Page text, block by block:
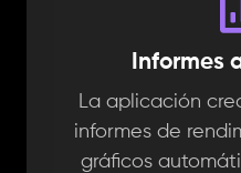
Informes
La aplicación
informes de
gráficos